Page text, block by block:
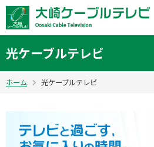
光ケーブルテレビ
ホーム 光ケーブルテレビ